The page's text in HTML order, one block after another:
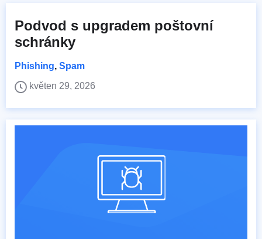
Podvod s upgradem poštovní
schránky
Phishing, Spam
květen 29, 2026